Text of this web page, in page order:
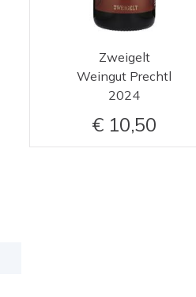
Zweigelt
Weingut Prechtl
2024
10,50